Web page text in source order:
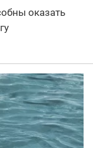
оказать